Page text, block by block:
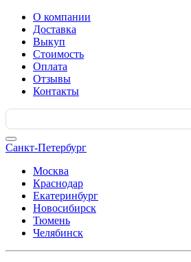
О компании
Доставка
Выкуп
Стоимость
Оплата
Отзывы
Контакты
Search
for:
Санкт-Петербург
Москва
Краснодар
Екатеринбург
Новосибирск
Тюмень
Челябинск